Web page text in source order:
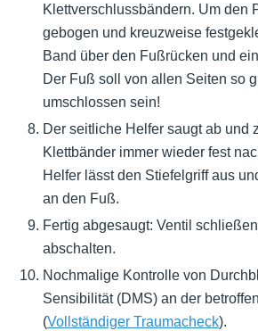
Klettverschlussbändern. Um den
gebogen und kreuzweise
Band über den Fußrücken und
Der Fuß soll von allen Seiten so
umschlossen sein!
Der seitliche Helfer saugt ab und
Klettbänder immer wieder fest
Helfer lässt den Stiefelgriff aus
an den Fuß.
Fertig abgesaugt: Ventil
abschalten.
Nochmalige Kontrolle von
Sensibilität (DMS) an der
(Vollständiger Traumacheck).